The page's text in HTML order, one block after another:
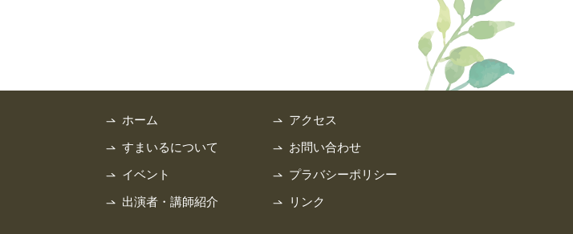
ホーム
すまいるについて
イベント
出演者・講師紹介
アクセス
お問い合わせ
プラバシーポリシー
リンク